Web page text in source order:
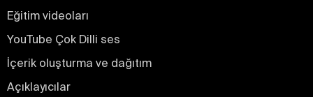
Eğitim videoları
YouTube Çok Dilli ses
İçerik oluşturma ve dağıtım
Açıklayıcılar